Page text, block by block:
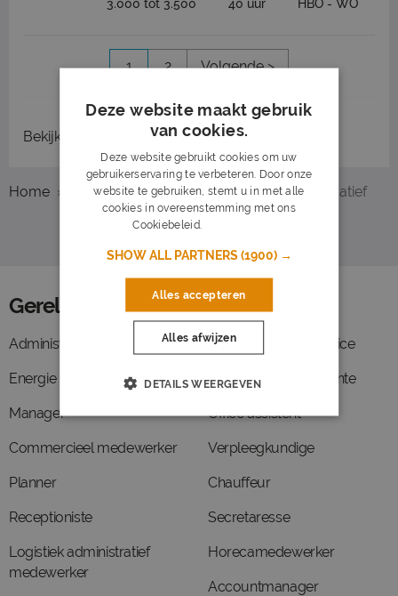
3.000 tot 3.500 40 uur HBO - WO
1 2 Volgende >
Bekijk recent gesloten vacatures
Home Overzicht vacatures Venlo Administratief
Gerelateerde functies
Administratief medewerker
Energie
Manager
Commercieel medewerker
Planner
Receptioniste
Logistiek administratief
medewerker
Medewerker backoffice
Management assistente
Office assistent
Verpleegkundige
Chauffeur
Secretaresse
Horecamedewerker
Accountmanager
Deze website maakt gebruik
van cookies.
Deze website gebruikt cookies om uw
gebruikerservaring te verbeteren. Door onze
website te gebruiken, stemt u in met alle
cookies in overeenstemming met ons
Cookiebeleid.
SHOW ALL PARTNERS(1900) →
Alles accepteren
Alles afwijzen
DETAILS WEERGEVEN